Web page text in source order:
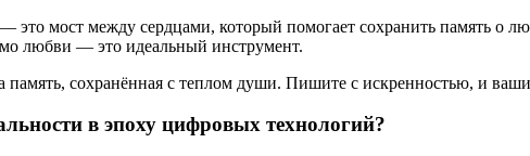
это мост между сердцами, который помогает сохранить память о
любви — это идеальный инструмент.
сохранённая с теплом души. Пишите с искренностью, и
в эпоху цифровых технологий?